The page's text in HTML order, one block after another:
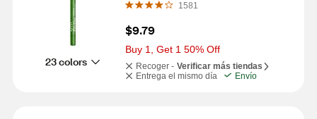
23 colors
1581
$9.79
Buy 1, Get 1 50% Off
Recoger - Verificar más tiendas
Entrega el mismo día
Envío